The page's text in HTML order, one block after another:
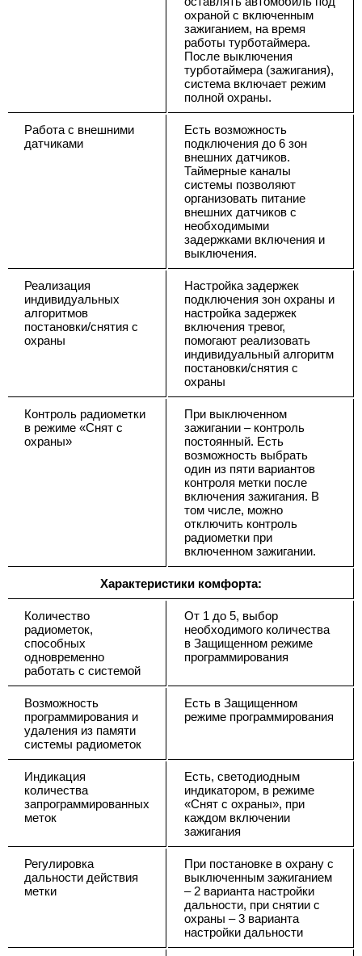
охраной с включенным
зажиганием, на время
работы турботаймера.
После выключения
турботаймера (зажигания),
система включает режим
полной охраны.
Работа с внешними
датчиками
Есть возможность
подключения до 6 зон
внешних датчиков.
Таймерные каналы
системы позволяют
организовать питание
внешних датчиков с
необходимыми
задержками включения и
выключения.
Реализация
индивидуальных
алгоритмов
постановки/снятия с
охраны
Настройка задержек
подключения зон охраны и
настройка задержек
включения тревог,
помогают реализовать
индивидуальный алгоритм
постановки/снятия с
охраны
Контроль радиометки
в режиме «Снят с
охраны»
При выключенном
зажигании – контроль
постоянный. Есть
возможность выбрать
один из пяти вариантов
контроля метки после
включения зажигания. В
том числе, можно
отключить контроль
радиометки при
включенном зажигании.
Характеристики комфорта:
Количество
радиометок,
способных
одновременно
работать с системой
От 1 до 5, выбор
необходимого количества
в Защищенном режиме
программирования
Возможность
программирования и
удаления из памяти
системы радиометок
Есть в Защищенном
режиме программирования
Индикация
количества
запрограммированных
меток
Есть, светодиодным
индикатором, в режиме
«Снят с охраны», при
каждом включении
зажигания
Регулировка
дальности действия
метки
При постановке в охрану с
выключенным зажиганием
– 2 варианта настройки
дальности, при снятии с
охраны – 3 варианта
настройки дальности